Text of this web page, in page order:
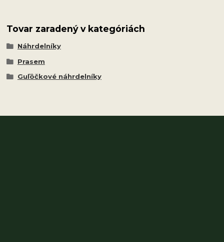
Tovar zaradený v kategóriách
Náhrdelníky
Prasem
Guľôčkové náhrdelníky